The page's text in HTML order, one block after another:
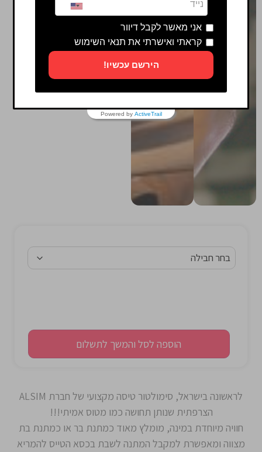
הוספה לסל והמשך לתשלום
לראשונה בישראל, סימולטור טיסה מקצועי של חברת ALSIM
הצרפתית שנותן תחושה כמו מטוס אמיתי!!!
חוויה מיוחדת במינה, מומלץ מאוד כמתנת בר או כמתנת בת
מצווה ומאפשרת למקבל המתנה לשבת בכסא הטייס להמריא
אני מאשר לקבל דיוור
קראתי ואישרתי את תנאי השימוש
הירשם עכשיו!
Powered by ActiveTrail